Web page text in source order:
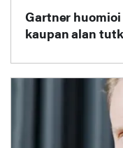
Gartner
kaupan alan